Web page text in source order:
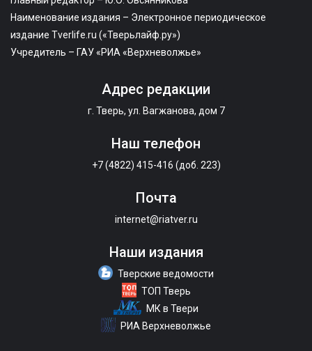
Наименование издания – Электронное периодическое
издание Tverlife.ru («Тверьлайф.ру»)
Учредитель – ГАУ «РИА «Верхневолжье»
Адрес редакции
г. Тверь, ул. Вагжанова, дом 7
Наш телефон
+7 (4822) 415-416 (доб. 223)
Почта
internet@riatver.ru
Наши издания
Тверские ведомости
ТОП Тверь
МК в Твери
РИА Верхневолжье